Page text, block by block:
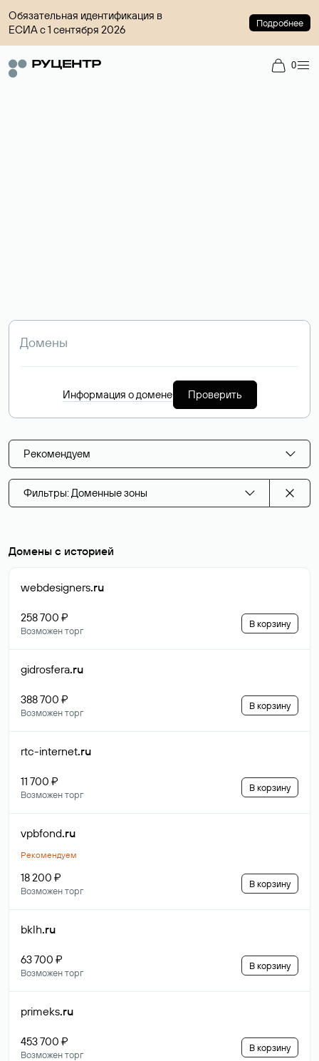
Обязательная идентификация в
ЕСИА с 1 сентября 2026
Подробнее
0
Информация о домене Проверить
Рекомендуем
Фильтры: Доменные зоны
Домены с историей
webdesigners.ru
258 700 ₽
Возможен торг
В корзину
gidrosfera.ru
388 700 ₽
Возможен торг
В корзину
rtc-internet.ru
11 700 ₽
Возможен торг
В корзину
vpbfond.ru
Рекомендуем
18 200 ₽
Возможен торг
В корзину
bklh.ru
63 700 ₽
Возможен торг
В корзину
primeks.ru
453 700 ₽
Возможен торг
В корзину